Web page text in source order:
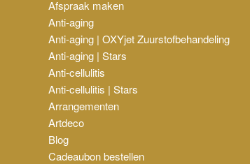
Afspraak maken
Anti-aging
Anti-aging | OXYjet Zuurstofbehandeling
Anti-aging | Stars
Anti-cellulitis
Anti-cellulitis | Stars
Arrangementen
Artdeco
Blog
Cadeaubon bestellen